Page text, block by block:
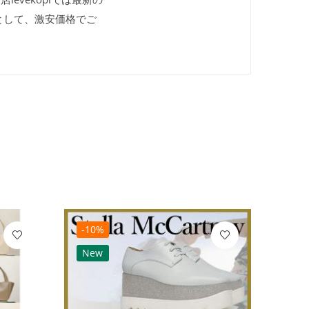
て、激安価格でご
-10%
New